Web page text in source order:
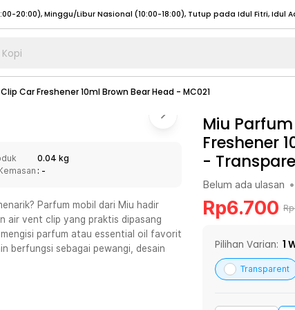
(07:00 - 20:00), Sabtu - Minggu (08:00 - 20:00), Tutup pada Idul Fitri
20:00), Sabtu - Minggu/ Libur Nasional (08:00 - 17:00)
- 20:00), Sabtu - Minggu/ Libur Nasional (08:00 - 17:00) Selengkapnya
20:00), Minggu/Libur Nasional (12:00-20:00), Tutup pada Idul Fitri
20:00), Minggu/Libur Nasional (12:00-20:00), Tutup pada Idul Fitri
(07:00 - 20:00), Sabtu - Minggu (08:00 - 20:00), Tutup pada Idul Fitri
20:00), Sabtu - Minggu/ Libur Nasional (08:00 - 17:00) Selengkapnya
Car Freshener 10ml Brown Bear Head - MC021
0.04 kg
: -
Parfum mobil dari Miu hadir
air vent clip yang praktis dipasang
parfum atau essential oil favorit
berfungsi sebagai pewangi, desain
Miu
Freshener
-
Belum ada ulasan •
Rp6.700 Rp
Pilihan Varian: 1
Transparent